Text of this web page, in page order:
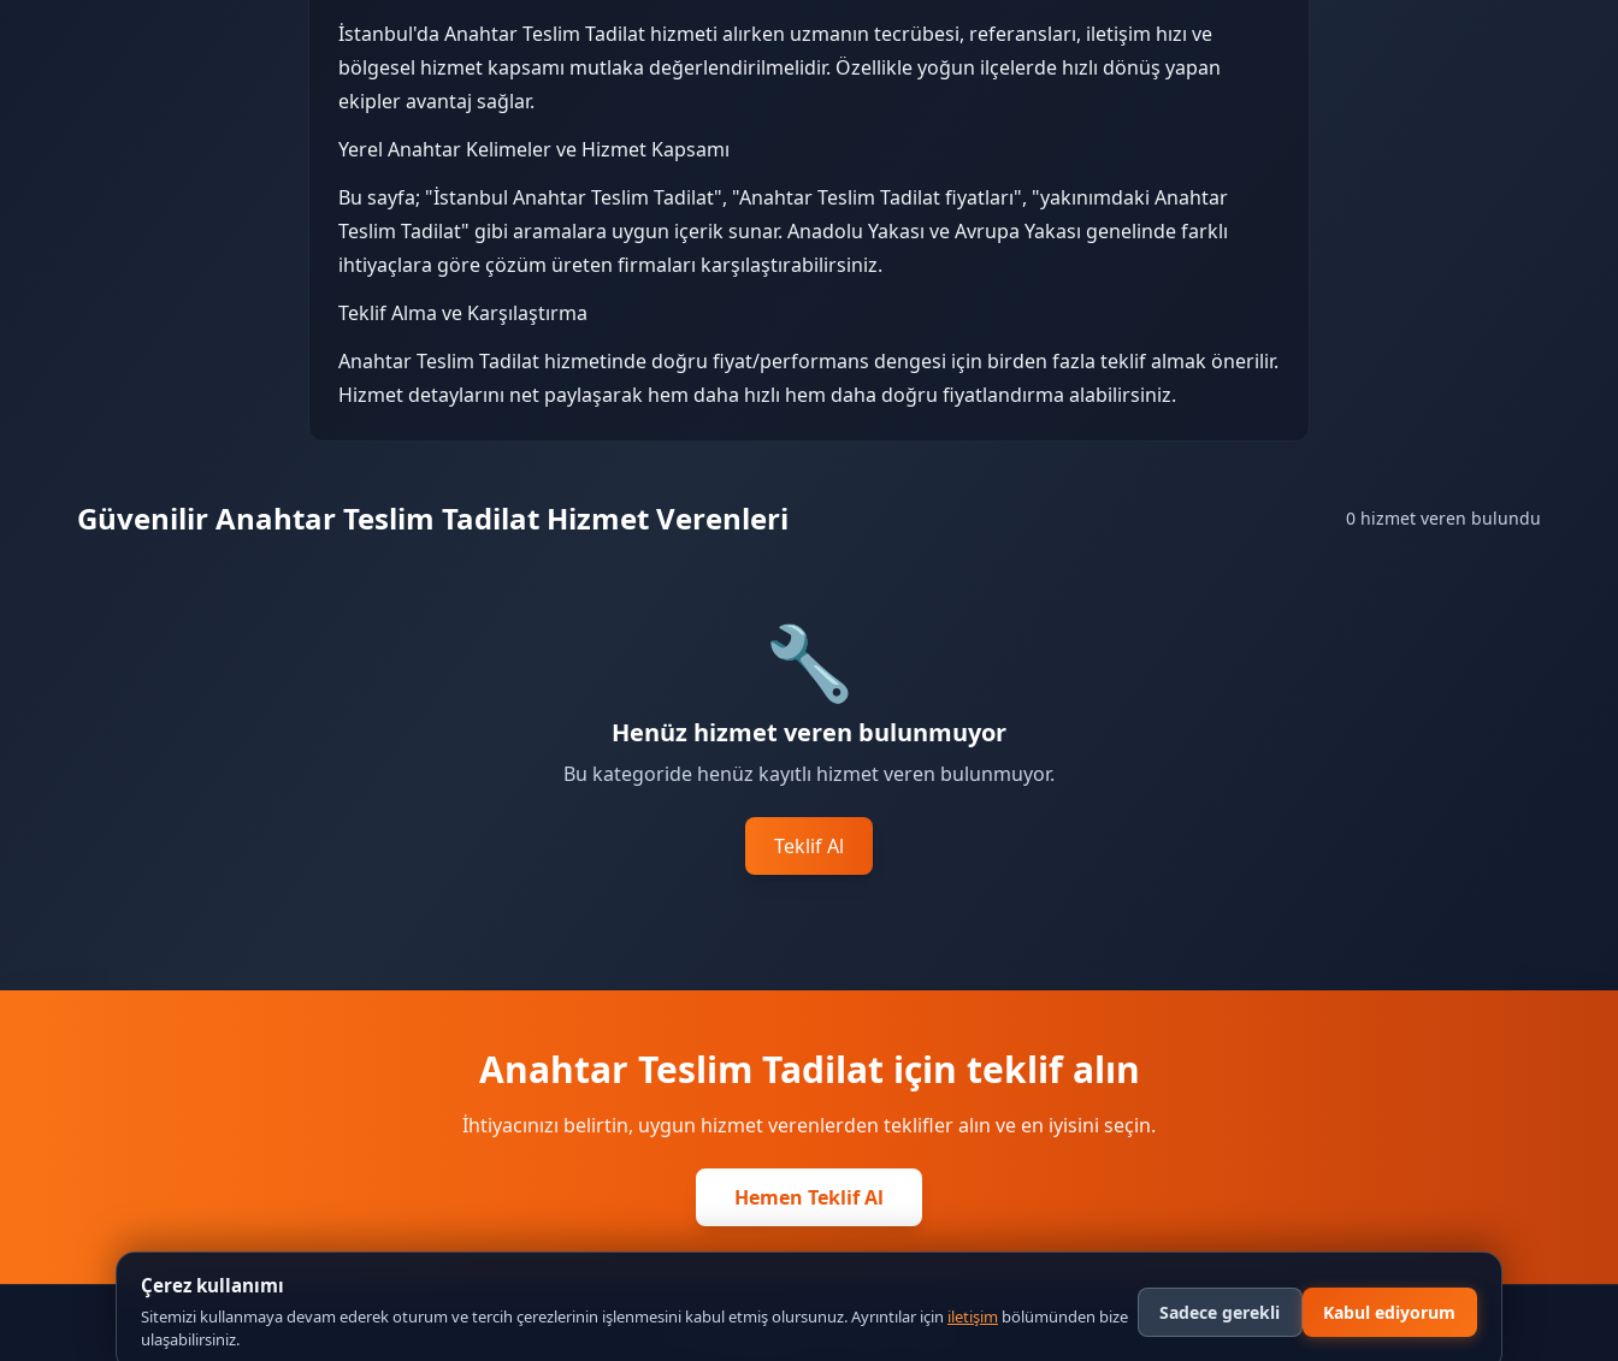
İstanbul'da Anahtar Teslim Tadilat hizmeti alırken uzmanın tecrübesi, referansları, iletişim hızı ve
bölgesel hizmet kapsamı mutlaka değerlendirilmelidir. Özellikle yoğun ilçelerde hızlı dönüş yapan
ekipler avantaj sağlar.
Yerel Anahtar Kelimeler ve Hizmet Kapsamı
Bu sayfa; "İstanbul Anahtar Teslim Tadilat", "Anahtar Teslim Tadilat fiyatları", "yakınımdaki Anahtar
Teslim Tadilat" gibi aramalara uygun içerik sunar. Anadolu Yakası ve Avrupa Yakası genelinde farklı
ihtiyaçlara göre çözüm üreten firmaları karşılaştırabilirsiniz.
Teklif Alma ve Karşılaştırma
Anahtar Teslim Tadilat hizmetinde doğru fiyat/performans dengesi için birden fazla teklif almak önerilir.
Hizmet detaylarını net paylaşarak hem daha hızlı hem daha doğru fiyatlandırma alabilirsiniz.
Güvenilir Anahtar Teslim Tadilat Hizmet Verenleri 0 hizmet veren bulundu
🔧
Henüz hizmet veren bulunmuyor
Bu kategoride henüz kayıtlı hizmet veren bulunmuyor.
Teklif Al
Anahtar Teslim Tadilat için teklif alın
İhtiyacınızı belirtin, uygun hizmet verenlerden teklifler alın ve en iyisini seçin.
Hemen Teklif Al
Çerez kullanımı
Sitemizi kullanmaya devam ederek oturum ve tercih çerezlerinin işlenmesini kabul etmiş olursunuz. Ayrıntılar için iletişim bölümünden bize
ulaşabilirsiniz.
Sadece gerekli Kabul ediyorum